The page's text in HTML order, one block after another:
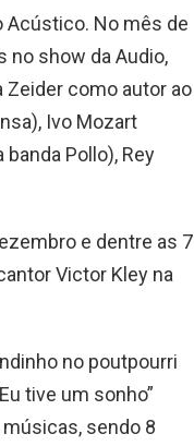
Acústico. No mês de
no show da Audio,
Zeider como autor ao
Ivo Mozart
Pollo), Rey
e dentre as 7
Victor Kley na
no poutpourri
tive um sonho”
sendo 8